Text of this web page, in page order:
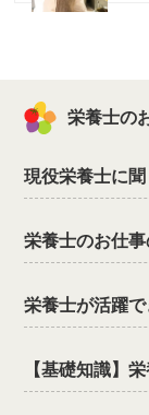
栄養士の
現役栄養士に
栄養士のお仕
栄養士が活躍
【基礎知識】